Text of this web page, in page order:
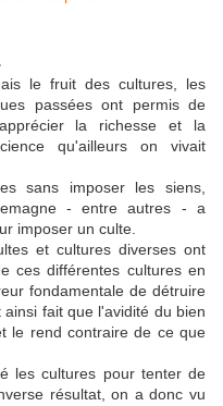
le fruit des cultures, les
passées ont permis de
la richesse et la
qu'ailleurs on vivait
sans imposer les siens,
- entre autres - a
imposer un culte.
et cultures diverses ont
ces différentes cultures en
fondamentale de détruire
fait que l'avidité du bien
le rend contraire de ce que
les cultures pour tenter de
résultat, on a donc vu